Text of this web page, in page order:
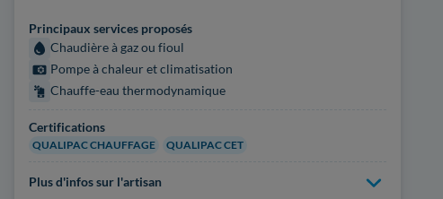
Principaux services proposés
Chaudière à gaz ou fioul
Pompe à chaleur et climatisation
Chauffe-eau thermodynamique
Certifications
QUALIPAC CHAUFFAGE QUALIPAC CET
Plus d'infos sur l'artisan